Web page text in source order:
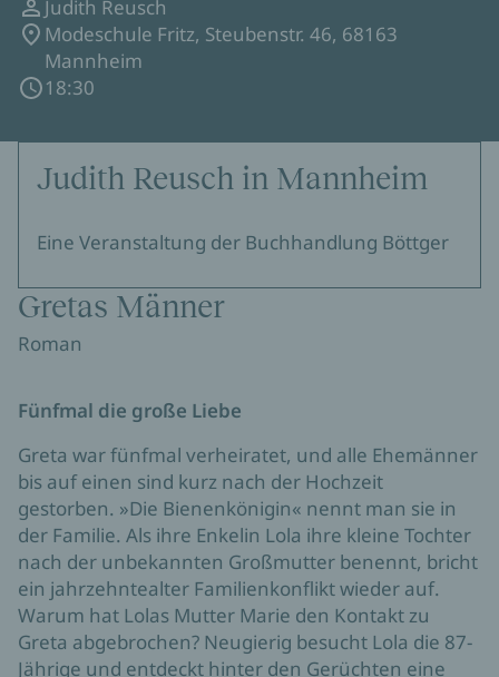
Judith Reusch
Modeschule Fritz, Steubenstr. 46, 68163
Mannheim
18:30
Judith Reusch in Mannheim
Eine Veranstaltung der Buchhandlung Böttger
Gretas Männer
Roman
Fünfmal die große Liebe
Greta war fünfmal verheiratet, und alle Ehemänner
bis auf einen sind kurz nach der Hochzeit
gestorben. »Die Bienenkönigin« nennt man sie in
der Familie. Als ihre Enkelin Lola ihre kleine Tochter
nach der unbekannten Großmutter benennt, bricht
ein jahrzehntealter Familienkonflikt wieder auf.
Warum hat Lolas Mutter Marie den Kontakt zu
Greta abgebrochen? Neugierig besucht Lola die 87-
Jährige und entdeckt hinter den Gerüchten eine